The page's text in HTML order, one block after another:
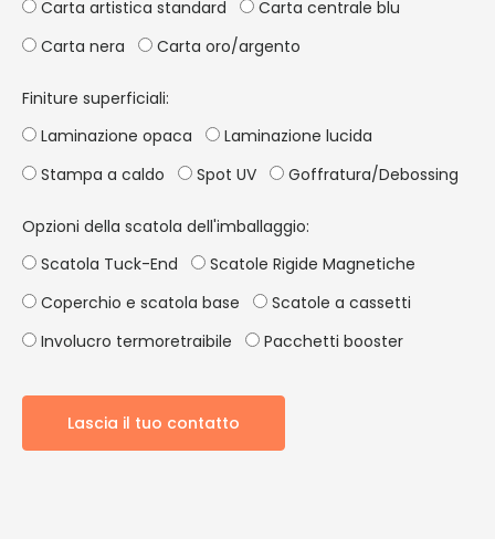
Carta artistica standard
Carta centrale blu
Carta nera
Carta oro/argento
Finiture superficiali:
Laminazione opaca
Laminazione lucida
Stampa a caldo
Spot UV Goffratura/Debossing
Opzioni della scatola dell'imballaggio:
Scatola Tuck-End
Scatole Rigide Magnetiche
Coperchio e scatola base
Scatole a cassetti
Involucro termoretraibile
Pacchetti booster
Lascia il tuo contatto